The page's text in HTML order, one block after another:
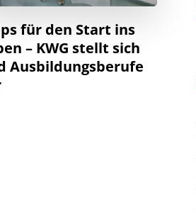
für den Start ins
– KWG stellt sich
Ausbildungsberufe